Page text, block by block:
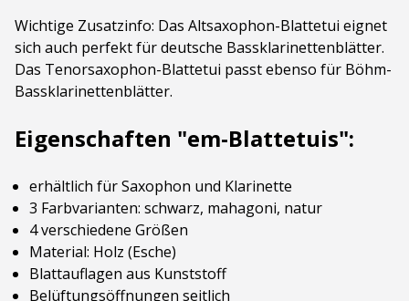
Wichtige Zusatzinfo: Das Altsaxophon-Blattetui eignet
sich auch perfekt für deutsche Bassklarinettenblätter.
Das Tenorsaxophon-Blattetui passt ebenso für Böhm-
Bassklarinettenblätter.
Eigenschaften "em-Blattetuis":
erhältlich für Saxophon und Klarinette
3 Farbvarianten: schwarz, mahagoni, natur
4 verschiedene Größen
Material: Holz (Esche)
Blattauflagen aus Kunststoff
Belüftungsöffnungen seitlich